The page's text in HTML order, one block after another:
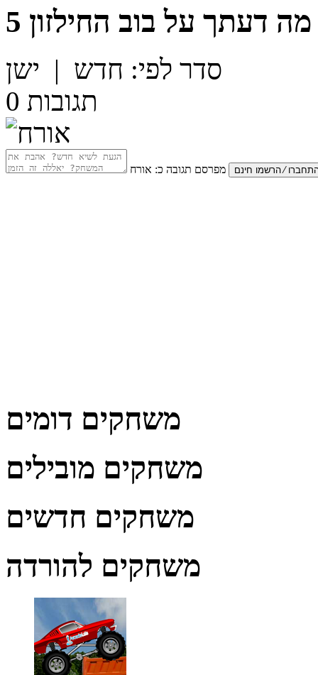
מה דעתך על בוב החילזון 5
סדר לפי: חדש | ישן
0 תגובות
מפרסם תגובה כ: אורח
משחקים דומים
משחקים מובילים
משחקים חדשים
משחקים להורדה